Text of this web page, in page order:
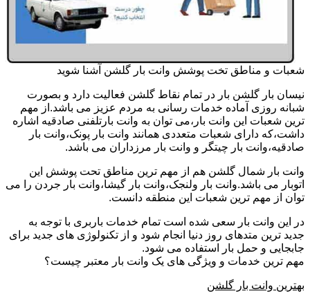
شعبات و مناطق تخت پوشش وانت بار گلشن آشنا شوید
نیسان بار گلشن بار در تمام نقاط گلشن فعالیت دارد و بصورت
شبانه روزی آماده خدمات رسانی به مردم عزیز می باشد.از مهم
ترین شعبات این وانت بار،می توان به وانت بارتلفنی صادقیه اشاره
داشت،که دارای شعبات متعددی همانند وانت بار پونک،وانت بار
صادقیه،وانت بار چیتگر و وانت بار مرزداران می باشد.
وانت بار شمال گلشن هم از مهم ترین مناطق تحت پوشش این
اتوبار می باشد.وانت بار ولنجک،وانت بار گیشا،وانت بار جردن را می
توان از مهم ترین شعبات این منطقه دانست.
در این وانت بار سعی شده است تمام خدمات باربری با توجه به
جدید ترین متدهای روز دنیا انجام شود و از تکنولوژی های جدید برای
جابجایی و حمل بار استفاده می شود.
مهم ترین خدمات و ویژگی های یک وانت بار معتبر چیست؟
بهترین وانت بار گلشن